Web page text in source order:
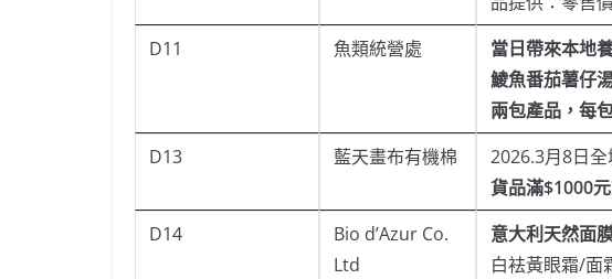
D11
魚類統營處
當日帶來本地
鯪魚番茄薯仔
兩包產品，每
D13
藍天畫布有機棉 2026.3月8日全
貨品滿$1000
D14
Bio d’Azur Co.
Ltd
意大利天然面
白袪黃眼霜/面